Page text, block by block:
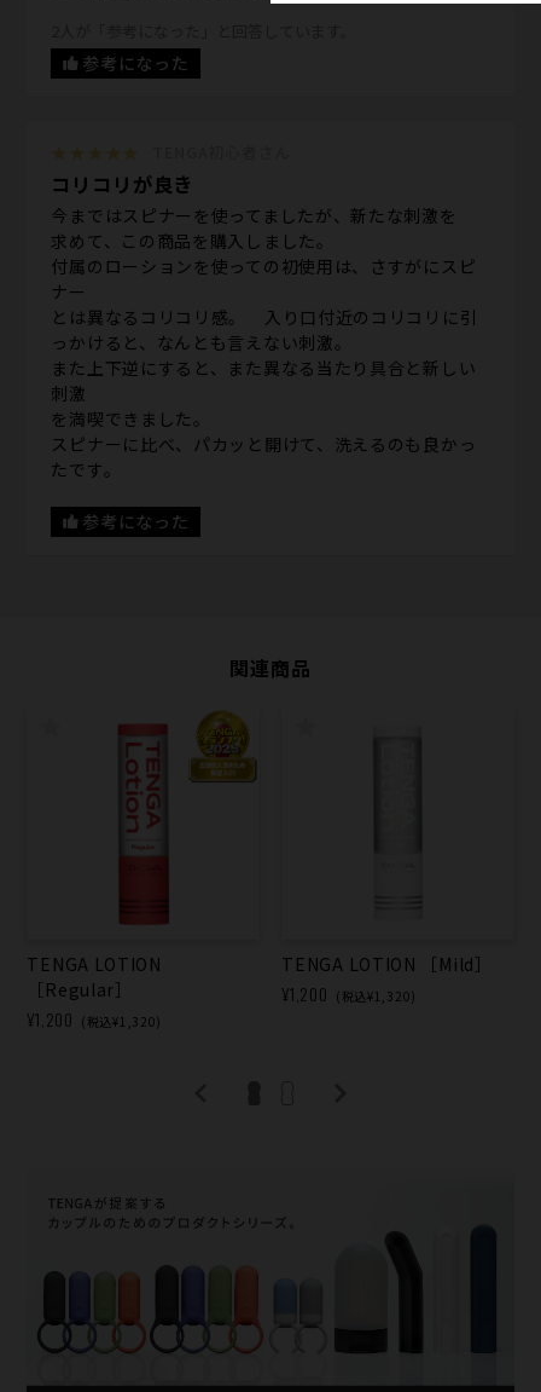
参考になった
コリコリが良き
今まではスピナーを使ってましたが、新たな刺激を
求めて、この商品を購入しました。
付属のローションを使っての初使用は、さすがにスピ
ナー
とは異なるコリコリ感。 入り口付近のコリコリに引
っかけると、なんとも言えない刺激。
また上下逆にすると、また異なる当たり具合と新しい
刺激
を満喫できました。
スピナーに比べ、パカッと開けて、洗えるのも良かっ
たです。
参考になった
関連商品
TENGA LOTION
［Regular］
¥1,200 (税込¥1,320)
TENGA LOTION ［Mild］
¥1,200 (税込¥1,320)